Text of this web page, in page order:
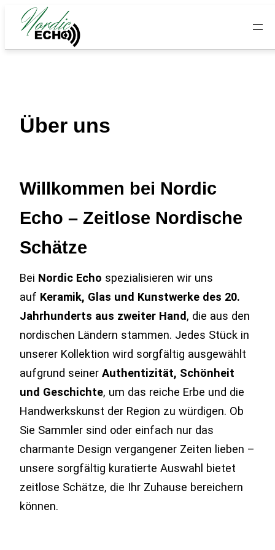
Zum
Inhalt
springen
Über uns
Willkommen bei Nordic
Echo – Zeitlose Nordische
Schätze
Bei Nordic Echo spezialisieren wir uns
auf Keramik, Glas und Kunstwerke des 20.
Jahrhunderts aus zweiter Hand, die aus den
nordischen Ländern stammen. Jedes Stück in
unserer Kollektion wird sorgfältig ausgewählt
aufgrund seiner Authentizität, Schönheit
und Geschichte, um das reiche Erbe und die
Handwerkskunst der Region zu würdigen. Ob
Sie Sammler sind oder einfach nur das
charmante Design vergangener Zeiten lieben –
unsere sorgfältig kuratierte Auswahl bietet
zeitlose Schätze, die Ihr Zuhause bereichern
können.